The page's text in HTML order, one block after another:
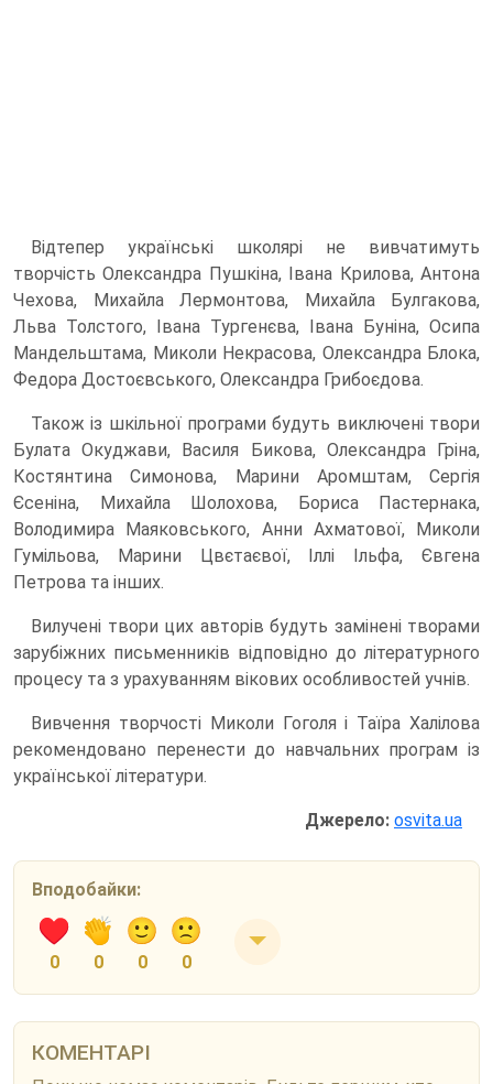
Відтепер українські школярі не вивчатимуть
творчість Олександра Пушкіна, Івана Крилова, Антона
Чехова, Михайла Лермонтова, Михайла Булгакова,
Льва Толстого, Івана Тургенєва, Івана Буніна, Осипа
Мандельштама, Миколи Некрасова, Олександра Блока,
Федора Достоєвського, Олександра Грибоєдова.
Також із шкільної програми будуть виключені твори
Булата Окуджави, Василя Бикова, Олександра Гріна,
Костянтина Симонова, Марини Аромштам, Сергія
Єсеніна, Михайла Шолохова, Бориса Пастернака,
Володимира Маяковського, Анни Ахматової, Миколи
Гумільова, Марини Цвєтаєвої, Іллі Ільфа, Євгена
Петрова та інших.
Вилучені твори цих авторів будуть замінені творами
зарубіжних письменників відповідно до літературного
процесу та з урахуванням вікових особливостей учнів.
Вивчення творчості Миколи Гоголя і Таїра Халілова
рекомендовано перенести до навчальних програм із
української літератури.
Джерело: osvita.ua
Вподобайки:
0 0 0 0
КОМЕНТАРІ